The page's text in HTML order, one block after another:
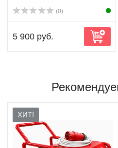
(0)
5 900 руб.
ХИТ!